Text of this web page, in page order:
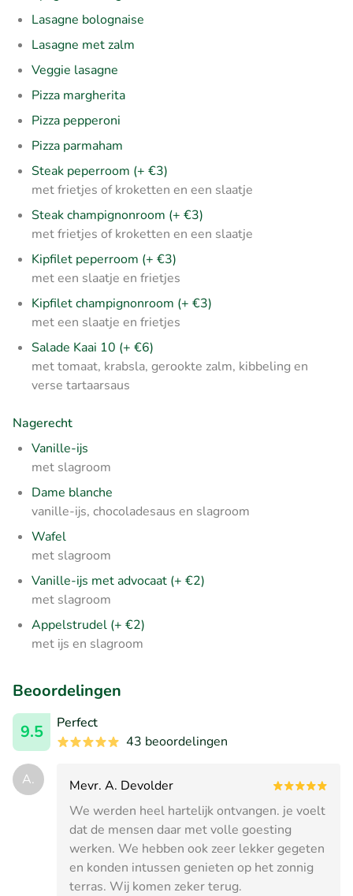
Lasagne bolognaise
Lasagne met zalm
Veggie lasagne
Pizza margherita
Pizza pepperoni
Pizza parmaham
Steak peperroom (+ €3)
met frietjes of kroketten en een slaatje
Steak champignonroom (+ €3)
met frietjes of kroketten en een slaatje
Kipfilet peperroom (+ €3)
met een slaatje en frietjes
Kipfilet champignonroom (+ €3)
met een slaatje en frietjes
Salade Kaai 10 (+ €6)
met tomaat, krabsla, gerookte zalm, kibbeling en
verse tartaarsaus
Nagerecht
Vanille-ijs
met slagroom
Dame blanche
vanille-ijs, chocoladesaus en slagroom
Wafel
met slagroom
Vanille-ijs met advocaat (+ €2)
met slagroom
Appelstrudel (+ €2)
met ijs en slagroom
Beoordelingen
9.5
Perfect
43 beoordelingen
A.
Mevr. A. Devolder
We werden heel hartelijk ontvangen. je voelt
dat de mensen daar met volle goesting
werken. We hebben ook zeer lekker gegeten
en konden intussen genieten op het zonnig
terras. Wij komen zeker terug.